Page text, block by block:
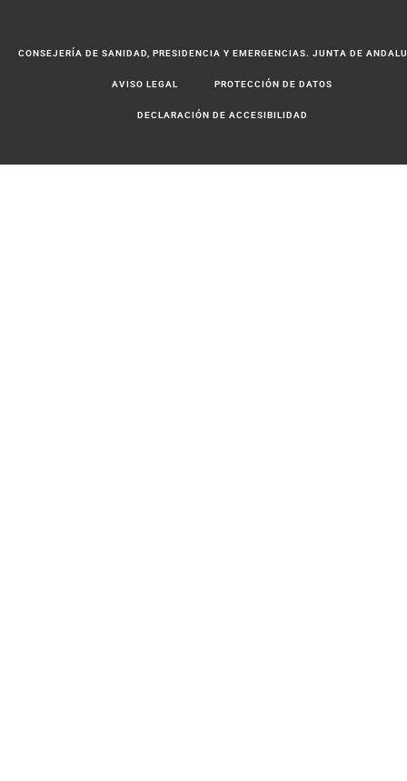
CONSEJERÍA DE SANIDAD, PRESIDENCIA Y EMERGENCIAS. JUNTA DE
AVISO LEGAL PROTECCIÓN DE DATOS
DECLARACIÓN DE ACCESIBILIDAD